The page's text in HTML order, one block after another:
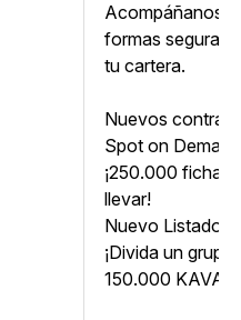
Acompáñanos
formas seguras
tu cartera.
Nuevos
Spot on
¡250.000 fichas
llevar!
Nuevo Listado:
¡Divida un
150.000 KAVA!